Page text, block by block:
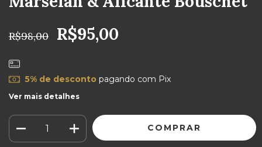
R$98,00 R$95,00
5% de desconto pagando com Pix
Ver mais detalhes